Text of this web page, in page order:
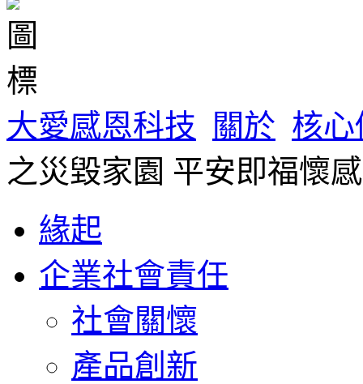
大愛感恩科技 關於 核
之災毀家園 平安即福懷
緣起
企業社會責任
社會關懷
產品創新